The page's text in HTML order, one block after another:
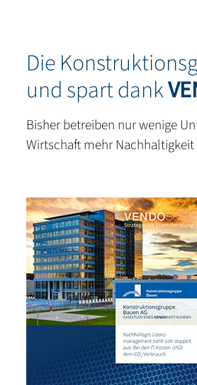
Die
und spart dank
Bisher betreiben nur wenige
Wirtschaft mehr